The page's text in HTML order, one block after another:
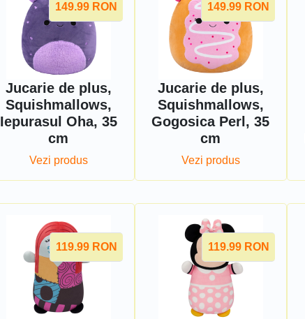
149.99 RON
Jucarie de plus,
Squishmallows,
Iepurasul Oha, 35
cm
Vezi produs
149.99 RON
Jucarie de plus,
Squishmallows,
Gogosica Perl, 35
cm
Vezi produs
119.99 RON 119.99 RON